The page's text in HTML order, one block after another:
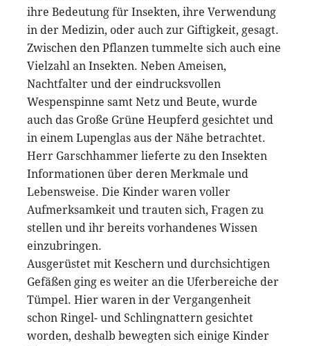
ihre Bedeutung für Insekten, ihre Verwendung
in der Medizin, oder auch zur Giftigkeit, gesagt.
Zwischen den Pflanzen tummelte sich auch eine
Vielzahl an Insekten. Neben Ameisen,
Nachtfalter und der eindrucksvollen
Wespenspinne samt Netz und Beute, wurde
auch das Große Grüne Heupferd gesichtet und
in einem Lupenglas aus der Nähe betrachtet.
Herr Garschhammer lieferte zu den Insekten
Informationen über deren Merkmale und
Lebensweise. Die Kinder waren voller
Aufmerksamkeit und trauten sich, Fragen zu
stellen und ihr bereits vorhandenes Wissen
einzubringen.
Ausgerüstet mit Keschern und durchsichtigen
Gefäßen ging es weiter an die Uferbereiche der
Tümpel. Hier waren in der Vergangenheit
schon Ringel- und Schlingnattern gesichtet
worden, deshalb bewegten sich einige Kinder